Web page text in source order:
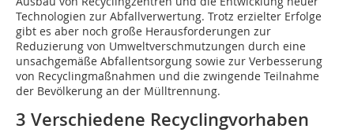
Technologien zur Abfallverwertung. Trotz erzielter Erfolge
gibt es aber noch große Herausforderungen zur
Reduzierung von Umweltverschmutzungen durch eine
unsachgemäße Abfallentsorgung sowie zur Verbesserung
von Recyclingmaßnahmen und die zwingende Teilnahme
der Bevölkerung an der Mülltrennung.
3 Verschiedene Recyclingvorhaben